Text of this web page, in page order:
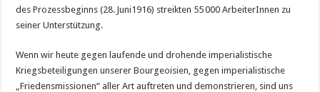
des Prozessbeginns (28. Juni1916) streikten 55 000 ArbeiterInnen zu
seiner Unterstützung.
Wenn wir heute gegen laufende und drohende imperialistische
Kriegsbeteiligungen unserer Bourgeoisien, gegen imperialistische
„Friedensmissionen“ aller Art auftreten und demonstrieren, sind uns